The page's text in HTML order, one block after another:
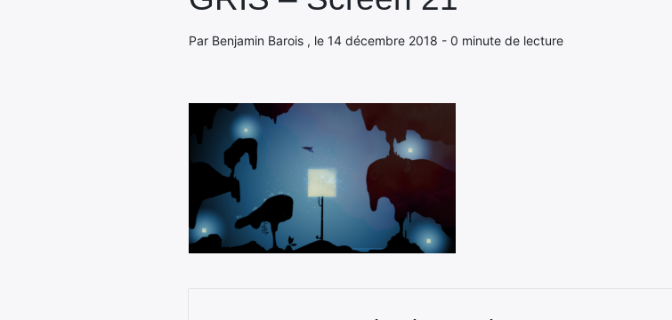
Par Benjamin Barois , le 14 décembre 2018 - 0 minute de lecture